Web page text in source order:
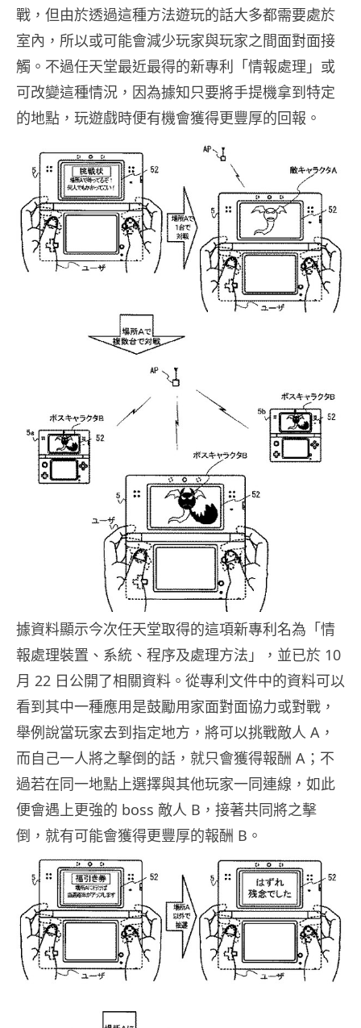
戰，但由於透過這種方法遊玩的話大多都需要處於
室內，所以或可能會減少玩家與玩家之間面對面接
觸。不過任天堂最近最得的新專利「情報處理」或
可改變這種情況，因為據知只要將手提機拿到特定
的地點，玩遊戲時便有機會獲得更豐厚的回報。
據資料顯示今次任天堂取得的這項新專利名為「情
報處理裝置、系統、程序及處理方法」，並已於 10
月 22 日公開了相關資料。從專利文件中的資料可以
看到其中一種應用是鼓勵用家面對面協力或對戰，
舉例說當玩家去到指定地方，將可以挑戰敵人 A，
而自己一人將之擊倒的話，就只會獲得報酬 A；不
過若在同一地點上選擇與其他玩家一同連線，如此
便會遇上更強的 boss 敵人 B，接著共同將之擊
倒，就有可能會獲得更豐厚的報酬 B。